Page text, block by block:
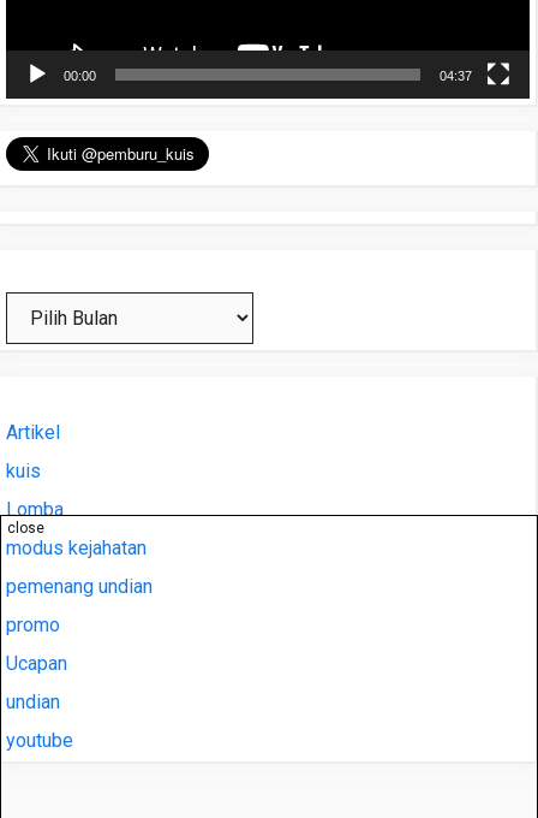
close
00:00 04:37
Arsip
Artikel
kuis
Lomba
modus kejahatan
pemenang undian
promo
Ucapan
undian
youtube